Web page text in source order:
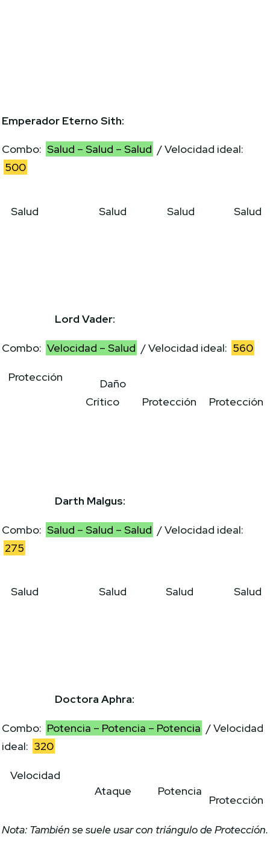
Emperador Eterno Sith:
Combo: Salud – Salud – Salud / Velocidad ideal:
500
Salud Salud Salud Salud
Lord Vader:
Combo: Velocidad – Salud / Velocidad ideal: 560
Protección
Daño
Crítico
Protección Protección
Darth Malgus:
Combo: Salud – Salud – Salud / Velocidad ideal:
275
Salud Salud Salud Salud
Doctora Aphra:
Combo: Potencia – Potencia – Potencia / Velocidad
ideal: 320
Velocidad
Ataque
Potencia
Protección
Nota: También se suele usar con triángulo de Protección.